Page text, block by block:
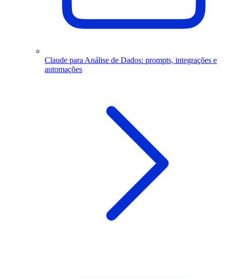
Claude para Análise de Dados: prompts, integrações e
automações